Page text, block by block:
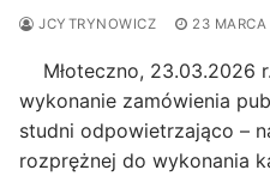
JCYTRYNOWICZ 23
Młoteczno, 23.03.2026
wykonanie zamówienia
studni odpowietrzająco –
rozprężnej do wykonania